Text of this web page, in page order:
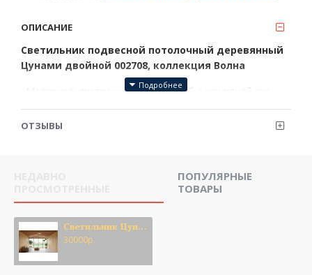
ОПИСАНИЕ
Светильник подвесной потолочный деревянный
Цунами двойной 002708, коллекция Волна
· Материал: лиственница, ясень, дуб с защитной эко
пропиткой.
· Источник света: LED-ламп, 40*2 Вт. Питание от сети
комбинированный. Пульт входит в комплект
· Монтаж: Простая и надежная потолочная установка.
кабелем внутри. Это позволяет выставить высоту
подвеса.
ОТЗЫВЫ
ПОПУЛЯРНЫЕ
ТОВАРЫ
Светильник Цунами двойной
30000р.